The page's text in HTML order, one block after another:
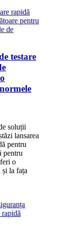
testare
soluții
lansarea
pentru
pentru
o
și la fața